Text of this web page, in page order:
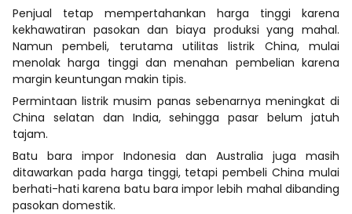
Penjual tetap mempertahankan harga tinggi karena
kekhawatiran pasokan dan biaya produksi yang mahal.
Namun pembeli, terutama utilitas listrik China, mulai
menolak harga tinggi dan menahan pembelian karena
margin keuntungan makin tipis.
Permintaan listrik musim panas sebenarnya meningkat di
China selatan dan India, sehingga pasar belum jatuh
tajam.
Batu bara impor Indonesia dan Australia juga masih
ditawarkan pada harga tinggi, tetapi pembeli China mulai
berhati-hati karena batu bara impor lebih mahal dibanding
pasokan domestik.